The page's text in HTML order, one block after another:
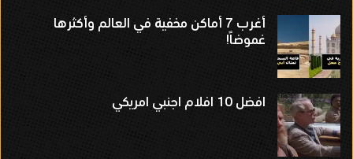
أغرب 7 أماكن مخفية في العالم وأكثرها
غموضاً!
افضل 10 افلام اجنبي امريكي